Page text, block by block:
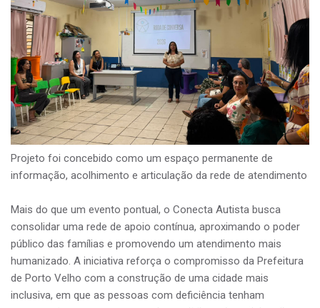
Projeto foi concebido como um espaço permanente de
informação, acolhimento e articulação da rede de atendimento
Mais do que um evento pontual, o Conecta Autista busca
consolidar uma rede de apoio contínua, aproximando o poder
público das famílias e promovendo um atendimento mais
humanizado. A iniciativa reforça o compromisso da Prefeitura
de Porto Velho com a construção de uma cidade mais
inclusiva, em que as pessoas com deficiência tenham